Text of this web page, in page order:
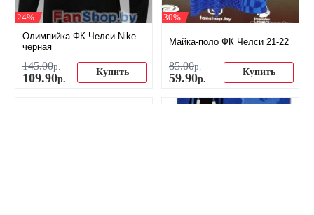
-24%
Олимпийка ФК Челси Nike
черная
145.00р.
109.90р.
Купить
-30%
Майка-поло ФК Челси 21-22
85.00р.
59.90р.
Купить